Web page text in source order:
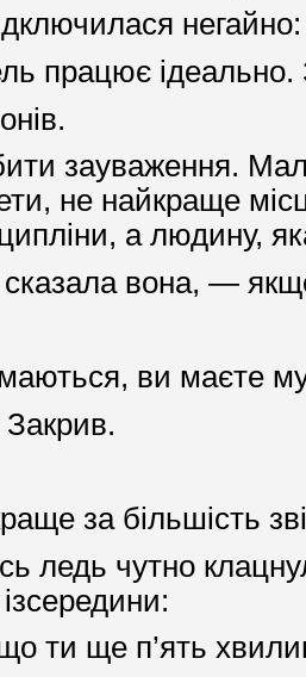
негайно:
працює ідеально.
зауваження.
не найкраще
а людину,
вона, —
ви маєте
Закрив.
за більшість
ледь чутно
ти ще п’ять